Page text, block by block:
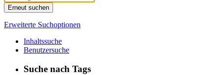
Erneut suchen
Erweiterte Suchoptionen
Inhaltssuche
Benutzersuche
Suche nach Tags